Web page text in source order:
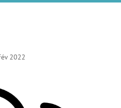
2022